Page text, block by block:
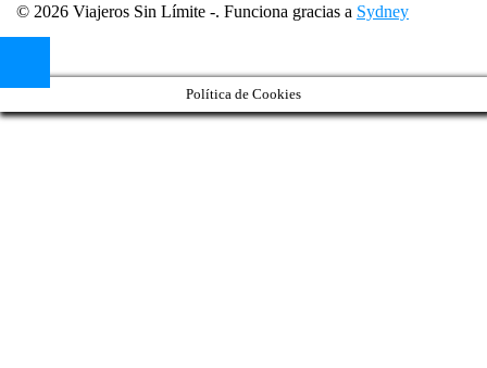
© 2026 Viajeros Sin Límite -. Funciona gracias a Sydney
Política de Cookies